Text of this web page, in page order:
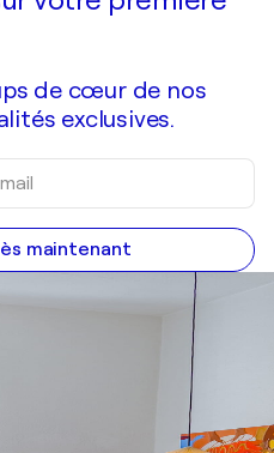
de cœur de nos
exclusives.
maintenant